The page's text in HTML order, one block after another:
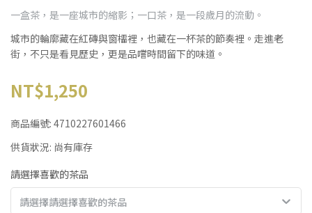
一盒茶，是一座城市的縮影；一口茶，是一段歲月的流動。
城市的輪廓藏在紅磚與窗櫺裡，也藏在一杯茶的節奏裡。走進老
街，不只是看見歷史，更是品嚐時間留下的味道。
NT$1,250
商品編號: 4710227601466
供貨狀況: 尚有庫存
請選擇喜歡的茶品
請選擇請選擇喜歡的茶品